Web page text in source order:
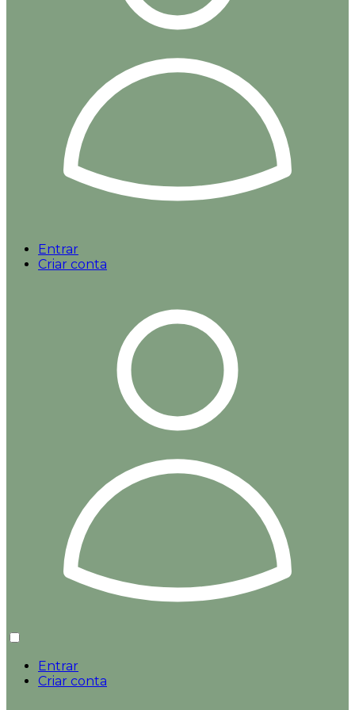
Entrar
Criar conta
Entrar
Criar conta